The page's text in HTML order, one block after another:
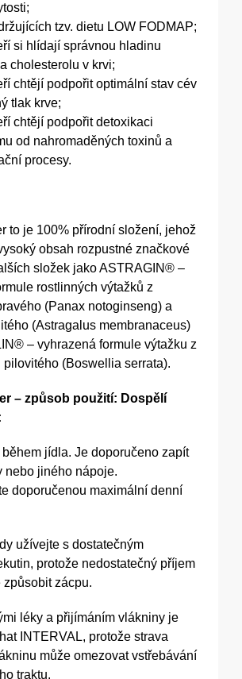
tzv. dietu LOW FODMAP;
si hlídají správnou hladinu
cholesterolu v krvi;
chtějí podpořit optimální stav cév
tlak krve;
chtějí podpořit detoxikaci
od nahromaděných toxinů a
procesy.
to je 100% přírodní složení, jehož
obsah rozpustné značkové
složek jako ASTRAGIN® –
rostlinných výtažků z
(Panax notoginseng) a
(Astragalus membranaceus)
– vyhrazená formule výtažku z
pilovitého (Boswellia serrata).
– způsob použití: Dospělí
jídla. Je doporučeno zapít
nebo jiného nápoje.
doporučenou maximální denní
užívejte s dostatečným
protože nedostatečný příjem
způsobit zácpu.
léky a přijímáním vlákniny je
INTERVAL, protože strava
může omezovat vstřebávání
traktu.